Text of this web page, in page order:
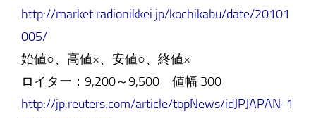
http://market.radionikkei.jp/kochikabu/date/20101
005/
始値○、高値×、安値○、終値×
ロイター：9,200～9,500 値幅 300
http://jp.reuters.com/article/topNews/idJPJAPAN-1